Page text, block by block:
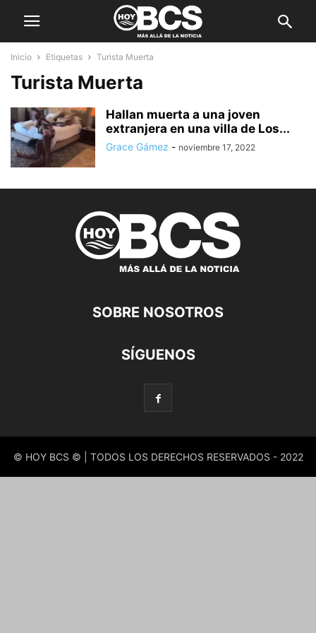
Inicio Etiquetas Turista Muerta
Turista Muerta
Hallan muerta a una joven
extranjera en una villa de Los...
Grace Gámez - noviembre 17, 2022
SOBRE NOSOTROS
SÍGUENOS
© HOY BCS © | TODOS LOS DERECHOS RESERVADOS - 2022